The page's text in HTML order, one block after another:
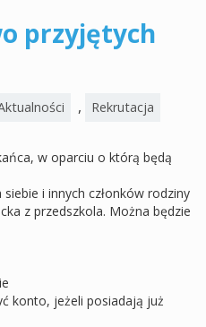
przyjętych
, Rekrutacja
w oparciu o którą będą
i innych członków rodziny
z przedszkola. Można będzie
konto, jeżeli posiadają już